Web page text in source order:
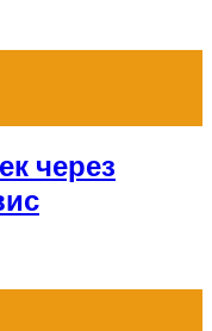
через